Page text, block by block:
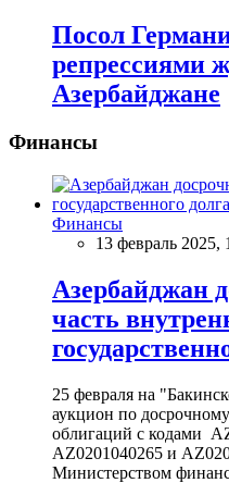
Посол
репрессиями
Азербайджане
Финансы
Финансы
13 февраль 2025,
Азербайджан
часть
25 февраля на
аукцион по
облигаций с кодами
AZ0201040265 и
Министерством